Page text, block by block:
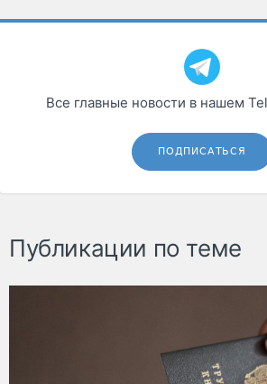
Все главные новости в нашем
ПОДПИСАТЬСЯ
Публикации по теме